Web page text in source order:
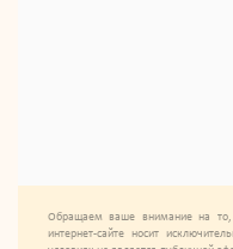
Обращаем ваше внимание на
интернет-сайте носит